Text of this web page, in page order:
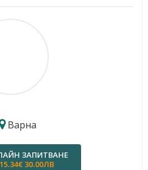
Варна
ЗАПИТВАНЕ
15.34€ 30.00ЛВ